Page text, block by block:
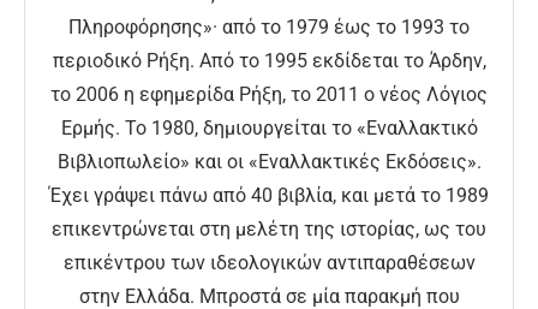
Πληροφόρησης»· από το 1979 έως το 1993 το
περιοδικό Ρήξη. Από το 1995 εκδίδεται το Άρδην,
το 2006 η εφημερίδα Ρήξη, το 2011 ο νέος Λόγιος
Ερμής. Το 1980, δημιουργείται το «Εναλλακτικό
Βιβλιοπωλείο» και οι «Εναλλακτικές Εκδόσεις».
Έχει γράψει πάνω από 40 βιβλία, και μετά το 1989
επικεντρώνεται στη μελέτη της ιστορίας, ως του
επικέντρου των ιδεολογικών αντιπαραθέσεων
στην Ελλάδα. Μπροστά σε μία παρακμή που